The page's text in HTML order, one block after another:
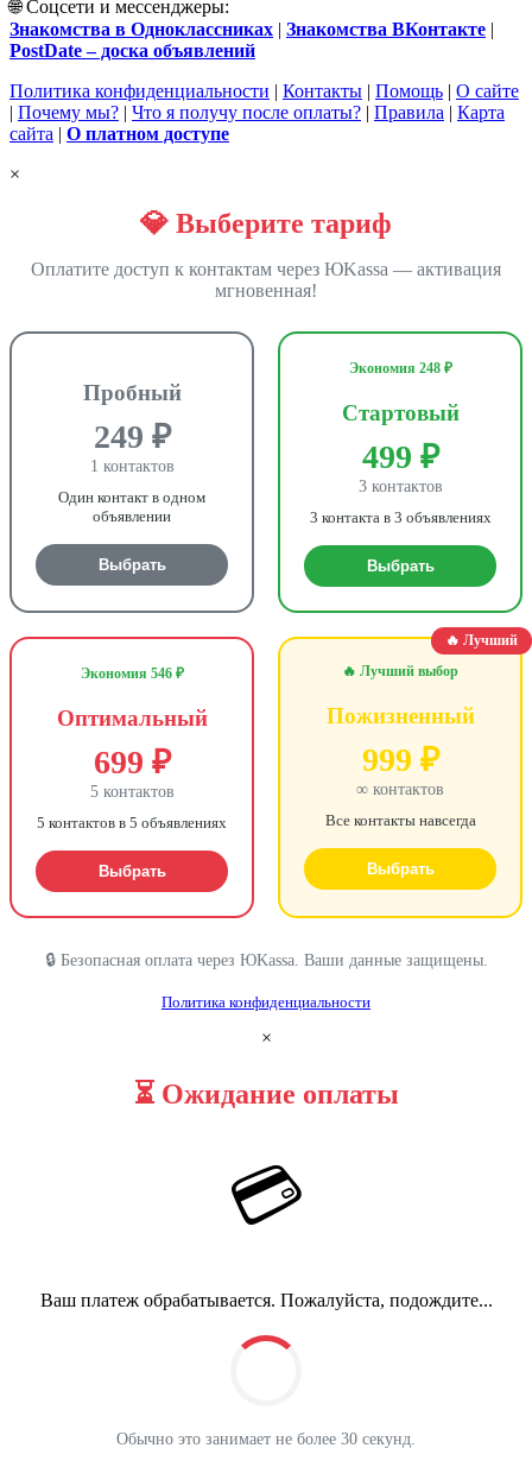
🌐 Соцсети и мессенджеры:
Знакомства в Одноклассниках | Знакомства ВКонтакте |
PostDate – доска объявлений
Политика конфиденциальности | Контакты | Помощь | О сайте
| Почему мы? | Что я получу после оплаты? | Правила | Карта
сайта | О платном доступе
×
💎 Выберите тариф
Оплатите доступ к контактам через ЮKassa — активация
мгновенная!
Пробный
249 ₽
1 контактов
Один контакт в одном
объявлении
Выбрать
Экономия 248 ₽
Стартовый
499 ₽
3 контактов
3 контакта в 3 объявлениях
Выбрать
Экономия 546 ₽
Оптимальный
699 ₽
5 контактов
5 контактов в 5 объявлениях
Выбрать
🔥 Лучший
🔥 Лучший выбор
Пожизненный
999 ₽
∞ контактов
Все контакты навсегда
Выбрать
🔒 Безопасная оплата через ЮKassa. Ваши данные защищены.
Политика конфиденциальности
×
⏳ Ожидание оплаты
💳
Ваш платеж обрабатывается. Пожалуйста, подождите...
Обычно это занимает не более 30 секунд.